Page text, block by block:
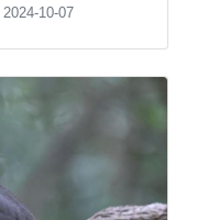
2024-10-07